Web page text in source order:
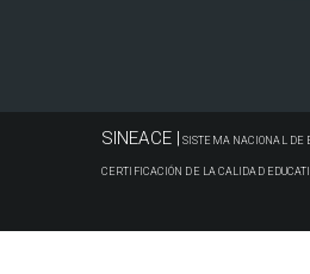
SINEACE | SISTEMA NACIONAL DE
CERTIFICACIÓN DE LA CALIDAD